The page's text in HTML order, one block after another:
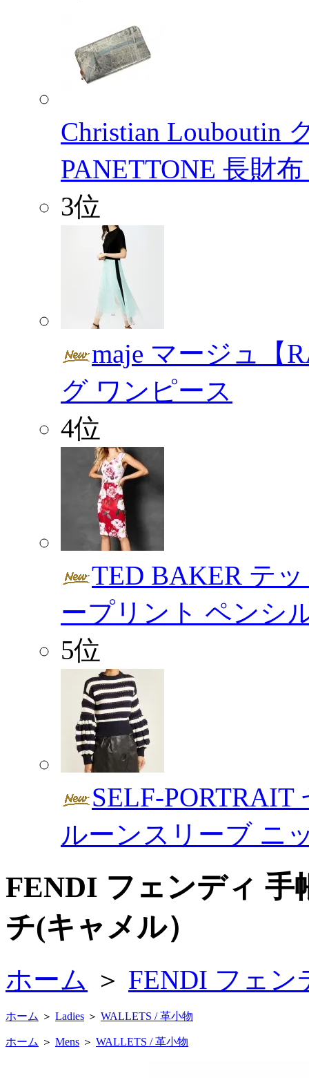
Christian Louboutin
PANETTONE 長財
3位
maje マージュ【
グ ワンピース
4位
TED BAKER テ
ープリント ペンシ
5位
SELF-
ルーンスリーブ ニ
FENDI フェンディ
チ(キャメル）
ホーム ＞ FENDI フェン
ホーム ＞ Ladies ＞ WALLETS / 革小物
ホーム ＞ Mens ＞ WALLETS / 革小物